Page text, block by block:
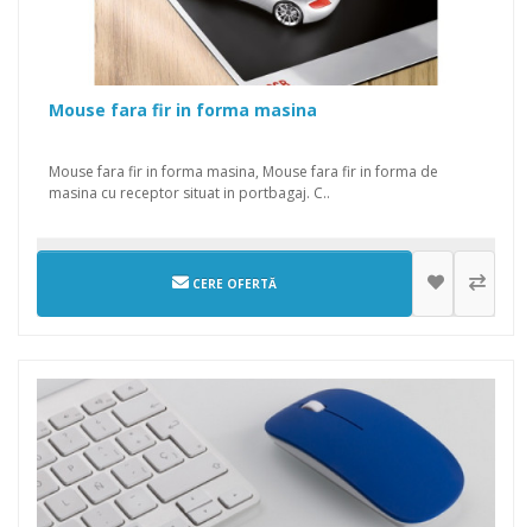
Mouse fara fir in forma masina
Mouse fara fir in forma masina, Mouse fara fir in forma de
masina cu receptor situat in portbagaj. C..
CERE OFERTĂ